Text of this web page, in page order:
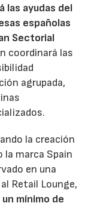
las ayudas del
españolas
Sectorial
coordinará las
agrupada,
la creación
la marca Spain
en una
Retail Lounge,
mínimo de